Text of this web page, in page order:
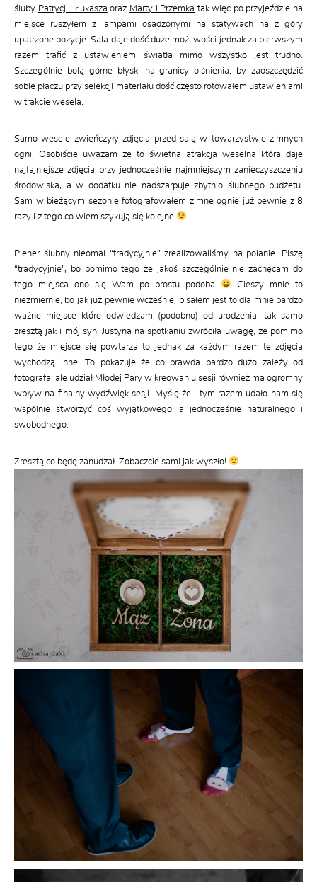
śluby Patrycji i Łukasza oraz Marty i Przemka tak więc po przyjeździe na
miejsce ruszyłem z lampami osadzonymi na statywach na z góry
upatrzone pozycje. Sala daje dość duże możliwości jednak za pierwszym
razem trafić z ustawieniem światła mimo wszystko jest trudno.
Szczególnie bolą górne błyski na granicy olśnienia; by zaoszczędzić
sobie płaczu przy selekcji materiału dość często rotowałem ustawieniami
w trakcie wesela.
Samo wesele zwieńczyły zdjęcia przed salą w towarzystwie zimnych
ogni. Osobiście uważam że to świetna atrakcja weselna która daje
najfajniejsze zdjęcia przy jednocześnie najmniejszym zanieczyszczeniu
środowiska, a w dodatku nie nadszarpuje zbytnio ślubnego budżetu.
Sam w bieżącym sezonie fotografowałem zimne ognie już pewnie z 8
razy i z tego co wiem szykują się kolejne
Plener ślubny nieomal “tradycyjnie” zrealizowaliśmy na polanie. Piszę
“tradycyjnie”, bo pomimo tego że jakoś szczególnie nie zachęcam do
tego miejsca ono się Wam po prostu podoba
Cieszy mnie to
niezmiernie, bo jak już pewnie wcześniej pisałem jest to dla mnie bardzo
ważne miejsce które odwiedzam (podobno) od urodzenia, tak samo
zresztą jak i mój syn. Justyna na spotkaniu zwróciła uwagę, że pomimo
tego że miejsce się powtarza to jednak za każdym razem te zdjęcia
wychodzą inne. To pokazuje że co prawda bardzo dużo zależy od
fotografa, ale udział Młodej Pary w kreowaniu sesji również ma ogromny
wpływ na finalny wydźwięk sesji. Myślę że i tym razem udało nam się
wspólnie stworzyć coś wyjątkowego, a jednocześnie naturalnego i
swobodnego.
Zresztą co będę zanudzał. Zobaczcie sami jak wyszło!